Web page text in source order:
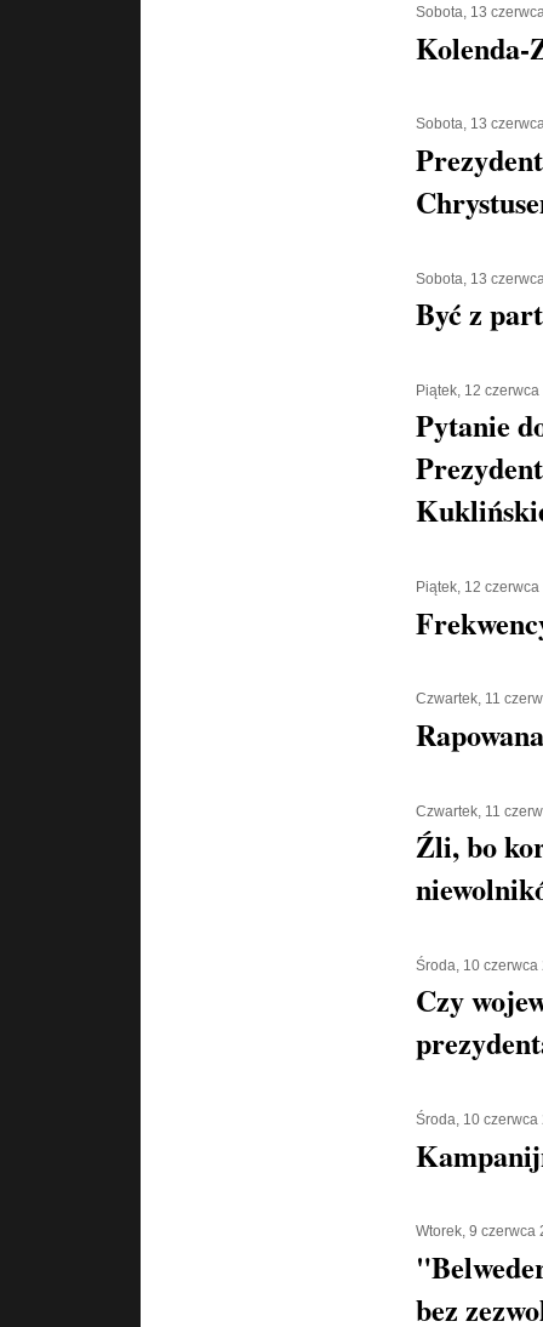
Sobota, 13
Kolenda-
Sobota, 13
Sobota, 13
Być z
Piątek, 12
Pytanie
Piątek, 12
Czwartek, 11
Czwartek, 11
Źli, bo
Środa, 10 czerwca
Czy
Środa, 10 czerwca
Wtorek, 9 czerwca
bez